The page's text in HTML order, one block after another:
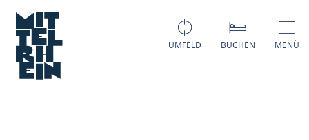
UMFELD BUCHEN MENÜ